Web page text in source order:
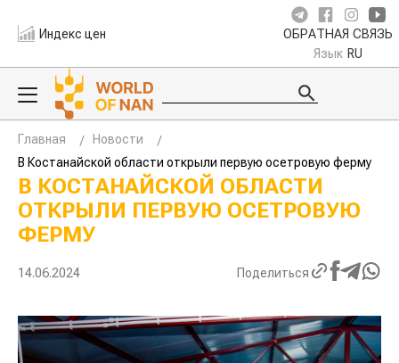
Индекс цен ОБРАТНАЯ СВЯЗЬ
Язык RU
Главная
Новости
В Костанайской области открыли первую осетровую ферму
В КОСТАНАЙСКОЙ ОБЛАСТИ
ОТКРЫЛИ ПЕРВУЮ ОСЕТРОВУЮ
ФЕРМУ
14.06.2024 Поделиться